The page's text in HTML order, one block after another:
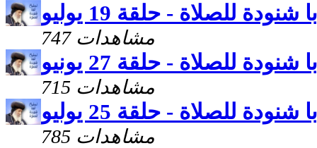
شنودة للصلاة - حلقة 19 يوليو
747 مشاهدات
شنودة للصلاة - حلقة 27 يونيو
715 مشاهدات
شنودة للصلاة - حلقة 25 يوليو
785 مشاهدات